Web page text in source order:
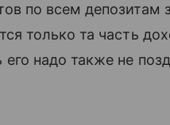
по всем депозитам
только та часть
надо также не